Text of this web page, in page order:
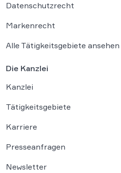
Datenschutzrecht
Markenrecht
Alle Tätigkeitsgebiete ansehen
Die Kanzlei
Kanzlei
Tätigkeitsgebiete
Karriere
Presseanfragen
Newsletter